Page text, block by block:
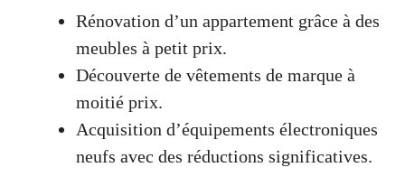
Rénovation d’un appartement grâce à des
meubles à petit prix.
Découverte de vêtements de marque à
moitié prix.
Acquisition d’équipements électroniques
neufs avec des réductions significatives.